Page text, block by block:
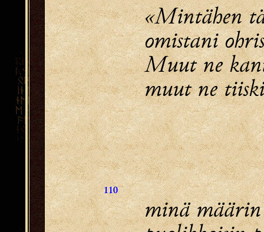
110
«Mintähen
omistani
Muut ne
muut ne
minä